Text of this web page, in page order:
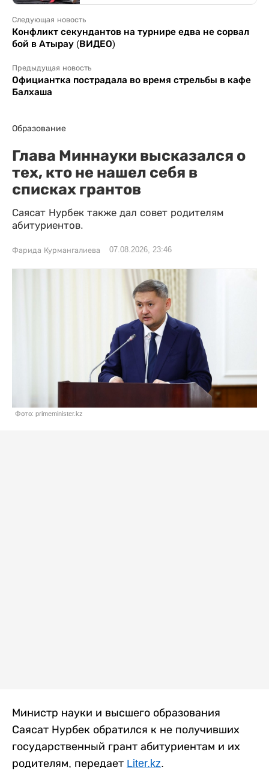
Следующая новость
Конфликт секундантов на турнире едва не сорвал
бой в Атырау (ВИДЕО)
Предыдущая новость
Официантка пострадала во время стрельбы в кафе
Балхаша
Образование
Глава Миннауки высказался о
тех, кто не нашел себя в
списках грантов
Саясат Нурбек также дал совет родителям
абитуриентов.
Фарида Курмангалиева 07.08.2026, 23:46
Фото: primeminister.kz
Министр науки и высшего образования
Саясат Нурбек обратился к не получивших
государственный грант абитуриентам и их
родителям, передает Liter.kz.